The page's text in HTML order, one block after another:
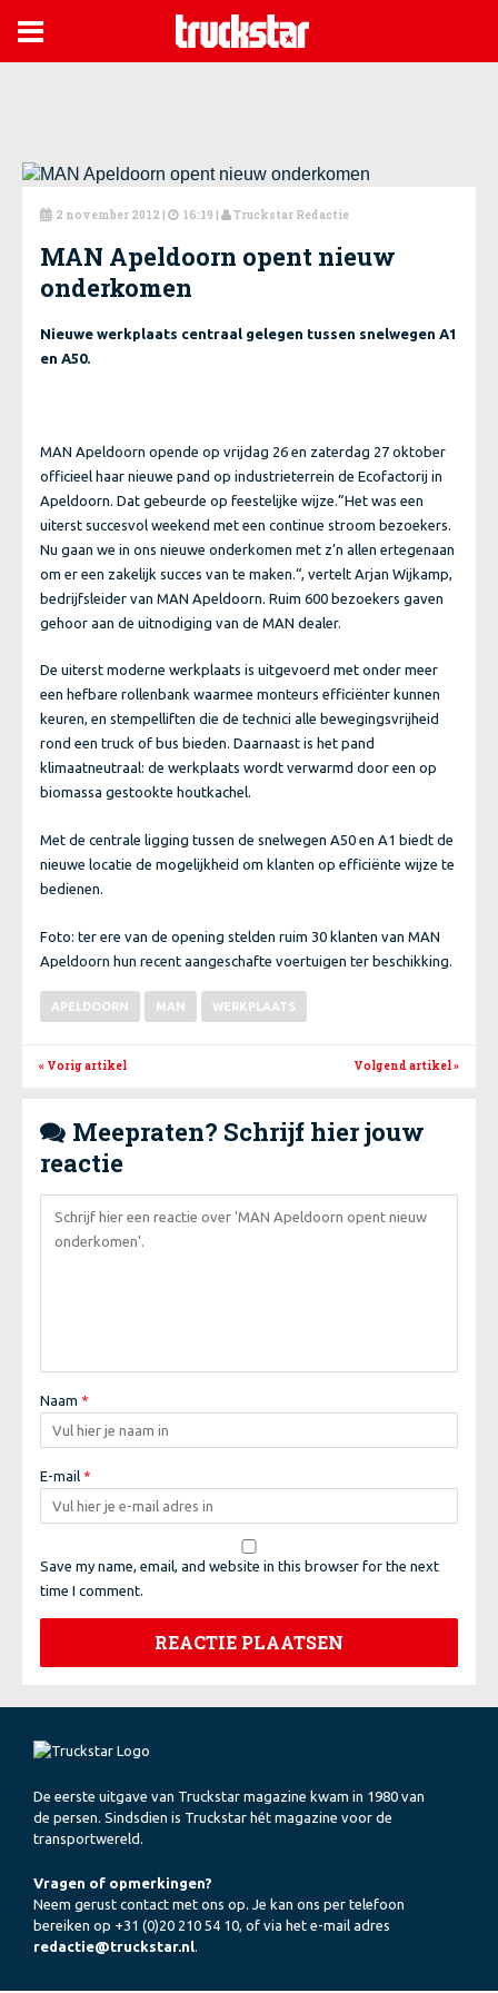

 2 november 2012 |  16:19 | Truckstar Redactie
MAN Apeldoorn opent nieuw
onderkomen
Nieuwe werkplaats centraal gelegen tussen snelwegen A1
en A50.
MAN Apeldoorn opende op vrijdag 26 en zaterdag 27 oktober
officieel haar nieuwe pand op industrieterrein de Ecofactorij in
Apeldoorn. Dat gebeurde op feestelijke wijze.”Het was een
uiterst succesvol weekend met een continue stroom bezoekers.
Nu gaan we in ons nieuwe onderkomen met z’n allen ertegenaan
om er een zakelijk succes van te maken. “, vertelt Arjan Wijkamp,
bedrijfsleider van MAN Apeldoorn. Ruim 600 bezoekers gaven
gehoor aan de uitnodiging van de MAN dealer.
De uiterst moderne werkplaats is uitgevoerd met onder meer
een hefbare rollenbank waarmee monteurs efficiënter kunnen
keuren, en stempelliften die de technici alle bewegingsvrijheid
rond een truck of bus bieden. Daarnaast is het pand
klimaatneutraal: de werkplaats wordt verwarmd door een op
biomassa gestookte houtkachel.
Met de centrale ligging tussen de snelwegen A50 en A1 biedt de
nieuwe locatie de mogelijkheid om klanten op efficiënte wijze te
bedienen.
Foto: ter ere van de opening stelden ruim 30 klanten van MAN
Apeldoorn hun recent aangeschafte voertuigen ter beschikking.
APELDOORN MAN WERKPLAATS
« Vorig artikel Volgend artikel»
 Meepraten? Schrijf hier jouw
reactie
Naam *
E-mail *
Save my name, email, and website in this browser for the next
time I comment.
De eerste uitgave van Truckstar magazine kwam in 1980 van
de persen. Sindsdien is Truckstar hét magazine voor de
transportwereld.
Vragen of opmerkingen?
Neem gerust contact met ons op. Je kan ons per telefoon
bereiken op +31 (0)20 210 54 10, of via het e-mail adres
redactie@truckstar.nl